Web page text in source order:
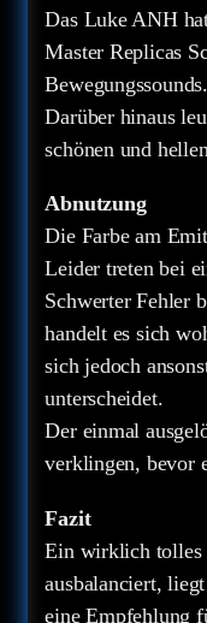
Das Luke ANH
Master Replicas
Bewegungssounds.
Darüber hinaus
schönen und
Abnutzung
Die Farbe am
Leider treten bei
Schwerter Fehler
handelt es sich
sich jedoch
unterscheidet.
Der einmal
verklingen, bevor
Fazit
Ein wirklich tolles
ausbalanciert,
eine Empfehlung